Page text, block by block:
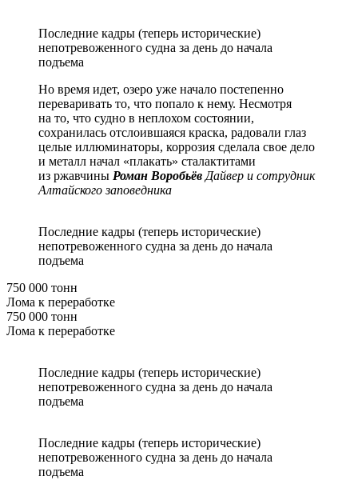
Последние кадры (теперь исторические)
непотревоженного судна за день до начала
подъема
Но время идет, озеро уже начало постепенно
переваривать то, что попало к нему. Несмотря
на то, что судно в неплохом состоянии,
сохранилась отслоившаяся краска, радовали глаз
целые иллюминаторы, коррозия сделала свое дело
и металл начал «плакать» сталактитами
из ржавчины Роман Воробьёв Дайвер и сотрудник
Алтайского заповедника
Последние кадры (теперь исторические)
непотревоженного судна за день до начала
подъема
750 000 тонн
Лома к переработке
750 000 тонн
Лома к переработке
Последние кадры (теперь исторические)
непотревоженного судна за день до начала
подъема
Последние кадры (теперь исторические)
непотревоженного судна за день до начала
подъема